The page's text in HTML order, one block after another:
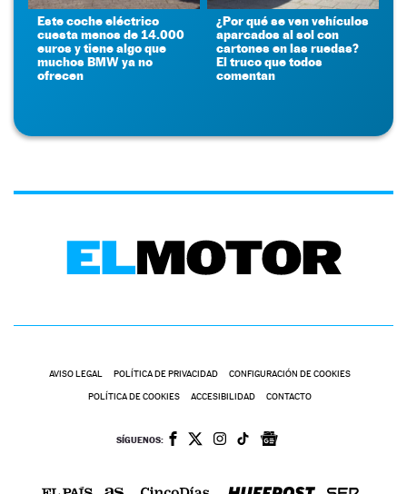
Este coche eléctrico
cuesta menos de 14.000
euros y tiene algo que
muchos BMW ya no
ofrecen
¿Por qué se ven vehículos
aparcados al sol con
cartones en las ruedas?
El truco que todos
comentan
AVISO LEGAL POLÍTICA DE PRIVACIDAD CONFIGURACIÓN DE COOKIES
POLÍTICA DE COOKIES ACCESIBILIDAD CONTACTO
SÍGUENOS: